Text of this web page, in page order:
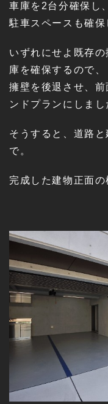
車庫を2台分確保し
駐車スペースも確保
いずれにせよ既存
庫を確保するので、
擁壁を後退させ、
ンドプランにしまし
そうすると、道路
で。
完成した建物正面の